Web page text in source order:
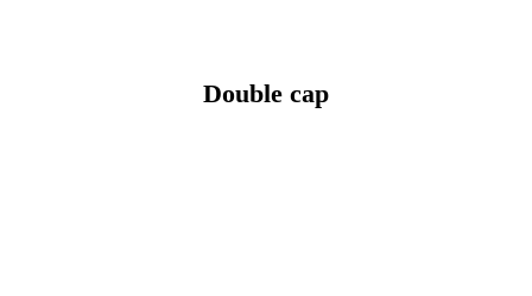
Double cap